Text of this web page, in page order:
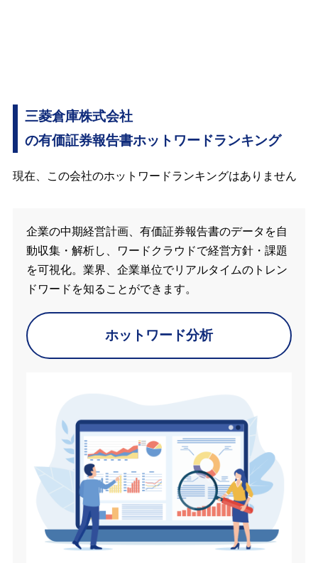
三菱倉庫株式会社
の有価証券報告書ホットワードランキング
現在、この会社のホットワードランキングはありません
企業の中期経営計画、有価証券報告書のデータを自
動収集・解析し、ワードクラウドで経営方針・課題
を可視化。業界、企業単位でリアルタイムのトレン
ドワードを知ることができます。
ホットワード分析